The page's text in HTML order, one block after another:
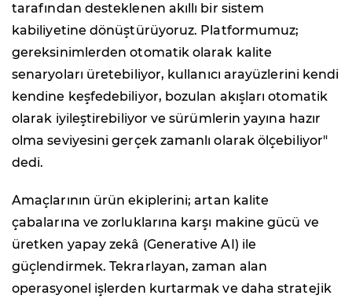
tarafından desteklenen akıllı bir sistem
kabiliyetine dönüştürüyoruz. Platformumuz;
gereksinimlerden otomatik olarak kalite
senaryoları üretebiliyor, kullanıcı arayüzlerini kendi
kendine keşfedebiliyor, bozulan akışları otomatik
olarak iyileştirebiliyor ve sürümlerin yayına hazır
olma seviyesini gerçek zamanlı olarak ölçebiliyor"
dedi.
Amaçlarının ürün ekiplerini; artan kalite
çabalarına ve zorluklarına karşı makine gücü ve
üretken yapay zekâ (Generative AI) ile
güçlendirmek. Tekrarlayan, zaman alan
operasyonel işlerden kurtarmak ve daha stratejik